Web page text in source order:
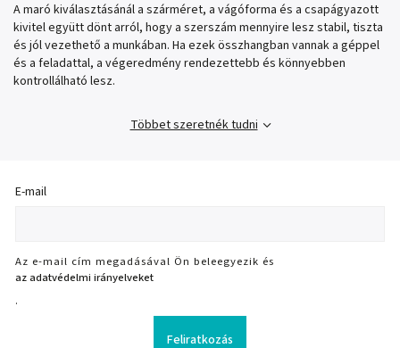
A maró kiválasztásánál a szárméret, a vágóforma és a csapágyazott
kivitel együtt dönt arról, hogy a szerszám mennyire lesz stabil, tiszta
és jól vezethető a munkában. Ha ezek összhangban vannak a géppel
és a feladattal, a végeredmény rendezettebb és könnyebben
kontrollálható lesz.
Többet szeretnék tudni
E-mail
Az e-mail cím megadásával Ön beleegyezik és
az adatvédelmi irányelveket
.
Feliratkozás